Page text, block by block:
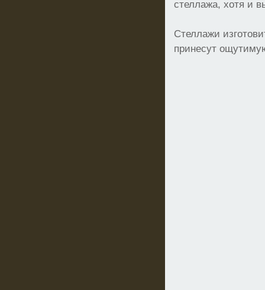
стеллажа, хотя и
Стеллажи
принесут